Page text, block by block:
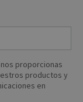
proporcionas
productos y
en